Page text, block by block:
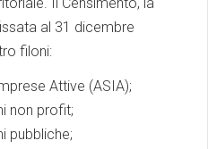
al 31 dicembre
filoni:
Attive (ASIA);
non profit;
pubbliche;